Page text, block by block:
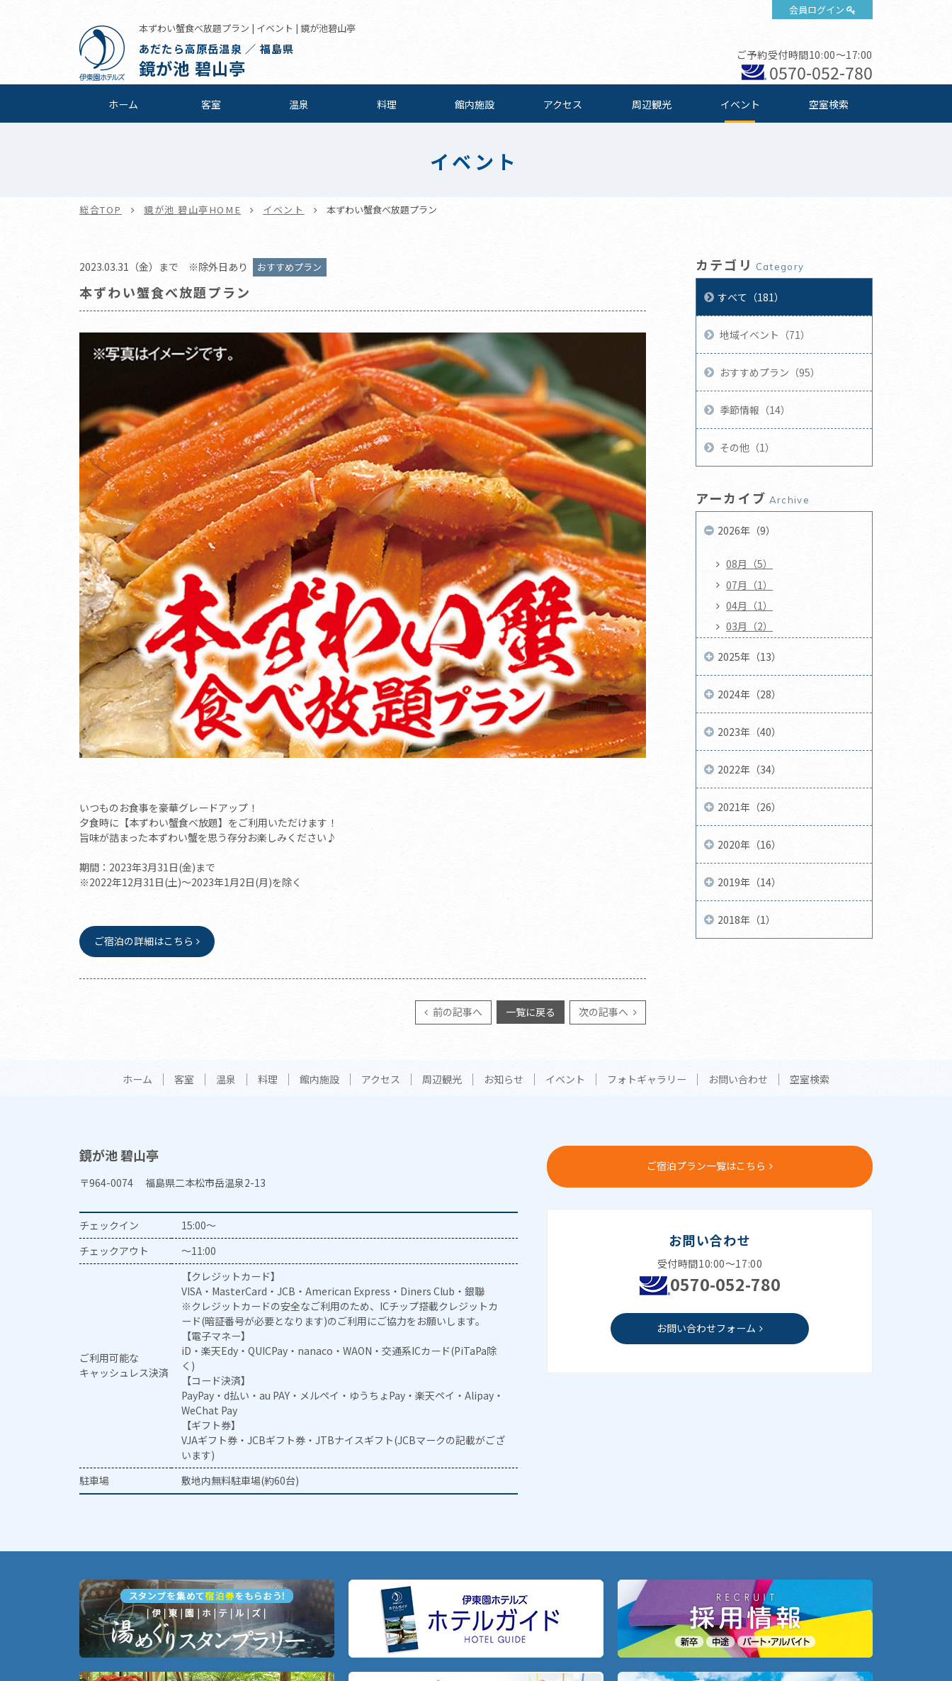
会員ログイン
本ずわい蟹食べ放題プラン | イベント | 鏡が池碧山亭
あだたら高原岳温泉 ／ 福島県
鏡が池 碧山亭
ご予約受付時間10:00～17:00
0570-052-780
ホーム 客室 温泉 料理 館内施設 アクセス 周辺観光 イベント 空室検索
イベント
総合TOP 鏡が池 碧山亭HOME イベント 本ずわい蟹食べ放題プラン
2023.03.31（金）まで ※除外日あり おすすめプラン
本ずわい蟹食べ放題プラン
いつものお食事を豪華グレードアップ！
夕食時に【本ずわい蟹食べ放題】をご利用いただけます！
旨味が詰まった本ずわい蟹を思う存分お楽しみください♪
期間：2023年3月31日(金)まで
※2022年12月31日(土)～2023年1月2日(月)を除く
ご宿泊の詳細はこちら
前の記事へ 一覧に戻る 次の記事へ
カテゴリ Category
すべて（181）
地域イベント（71）
おすすめプラン（95）
季節情報（14）
その他（1）
アーカイブ Archive
2026年（9）
08月（5）
07月（1）
04月（1）
03月（2）
2025年（13）
2024年（28）
2023年（40）
2022年（34）
2021年（26）
2020年（16）
2019年（14）
2018年（1）
ホーム 客室 温泉 料理 館内施設 アクセス 周辺観光 お知らせ イベント フォトギャラリー お問い合わせ 空室検索
鏡が池 碧山亭
〒964-0074 福島県二本松市岳温泉2-13
チェックイン
15:00～
チェックアウト
～11:00
ご利用可能な
キャッシュレス決済
【クレジットカード】
VISA・MasterCard・JCB・American Express・Diners Club・銀聯
※クレジットカードの安全なご利用のため、ICチップ搭載クレジットカ
ード(暗証番号が必要となります)のご利用にご協力をお願いします。
【電子マネー】
iD・楽天Edy・QUICPay・nanaco・WAON・交通系ICカード(PiTaPa除
く)
【コード決済】
PayPay・d払い・au PAY・メルペイ・ゆうちょPay・楽天ペイ・Alipay・
WeChat Pay
【ギフト券】
VJAギフト券・JCBギフト券・JTBナイスギフト(JCBマークの記載がござ
います)
駐車場
敷地内無料駐車場(約60台)
ご宿泊プラン一覧はこちら
お問い合わせ
受付時間10:00～17:00
0570-052-780
お問い合わせフォーム